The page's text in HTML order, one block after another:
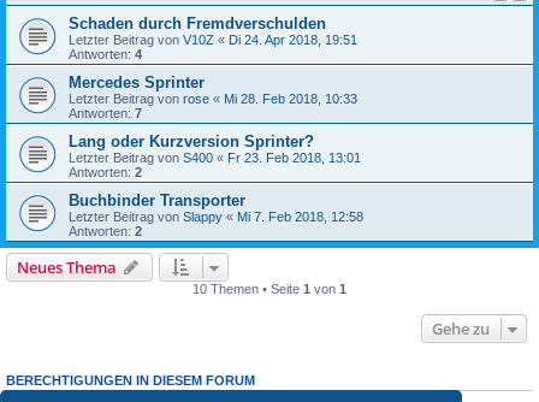
Schaden durch Fremdverschulden
Letzter Beitrag von V10Z « Di 24. Apr 2018, 19:51
Antworten: 4
Mercedes Sprinter
Letzter Beitrag von rose « Mi 28. Feb 2018, 10:33
Antworten: 7
Lang oder Kurzversion Sprinter?
Letzter Beitrag von S400 « Fr 23. Feb 2018, 13:01
Antworten: 2
Buchbinder Transporter
Letzter Beitrag von Slappy « Mi 7. Feb 2018, 12:58
Antworten: 2
Neues Thema
10 Themen • Seite 1 von 1
Gehe zu
BERECHTIGUNGEN IN DIESEM FORUM